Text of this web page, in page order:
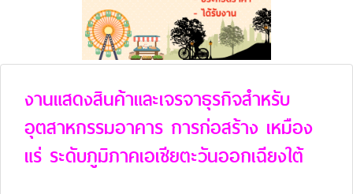
งานแสดงสินค้าและเจรจาธุรกิจสำหรับ
อุตสาหกรรมอาคาร การก่อสร้าง เหมือง
แร่ ระดับภูมิภาคเอเชียตะวันออกเฉียงใต้